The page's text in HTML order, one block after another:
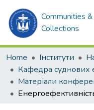
Communities &
Collections
Home Інститути